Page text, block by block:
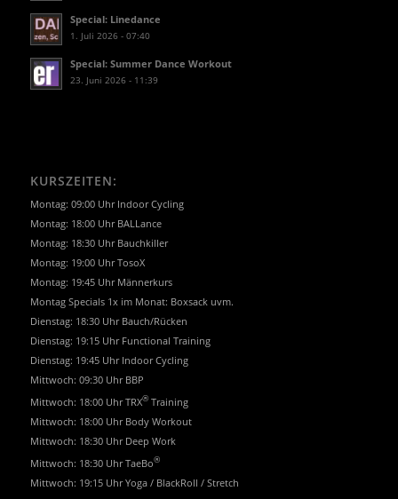
Special: Linedance
1. Juli 2026 - 07:40
Special: Summer Dance Workout
23. Juni 2026 - 11:39
KURSZEITEN:
Montag: 09:00 Uhr Indoor Cycling
Montag: 18:00 Uhr BALLance
Montag: 18:30 Uhr Bauchkiller
Montag: 19:00 Uhr TosoX
Montag: 19:45 Uhr Männerkurs
Montag Specials 1x im Monat: Boxsack uvm.
Dienstag: 18:30 Uhr Bauch/Rücken
Dienstag: 19:15 Uhr Functional Training
Dienstag: 19:45 Uhr Indoor Cycling
Mittwoch: 09:30 Uhr BBP
Mittwoch: 18:00 Uhr TRX®Training
Mittwoch: 18:00 Uhr Body Workout
Mittwoch: 18:30 Uhr Deep Work
Mittwoch: 18:30 Uhr TaeBo®
Mittwoch: 19:15 Uhr Yoga / BlackRoll / Stretch